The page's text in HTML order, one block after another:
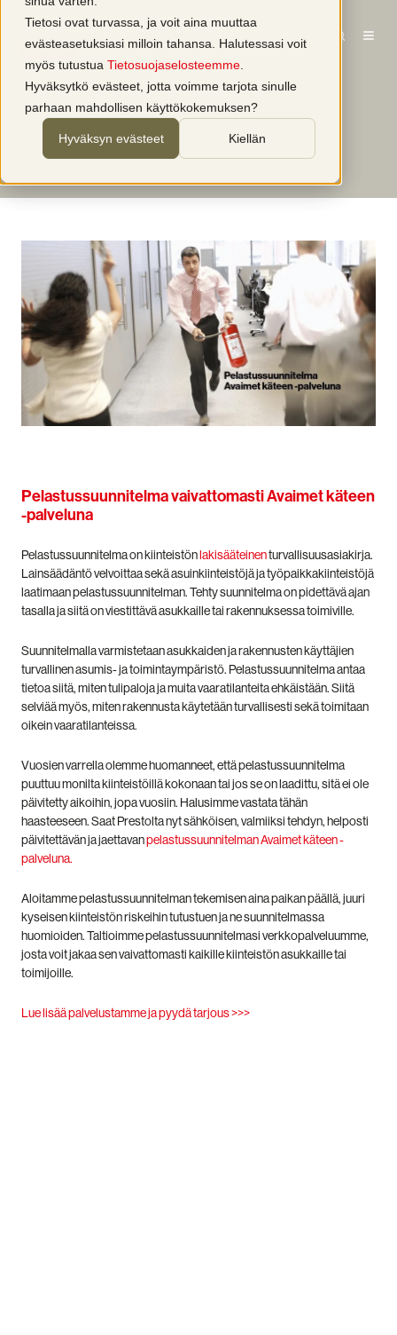
Tietosi ovat turvassa, ja voit aina muuttaa
evästeasetuksiasi milloin tahansa. Halutessasi voit
myös tutustua Tietosuojaselosteemme
Hyväksytkö evästeet, jotta voimme tarjota sinulle
parhaan mahdollisen käyttökokemuksen?
Hyväksyn evästeet Kiellän
Kiinteistöt
Pelastussuunnitelma avaimet käteen -
palveluna
Presto Paloturvallisuus 1 min lukuaika
Pelastussuunnitelma vaivattomasti Avaimet käteen
-palveluna
Pelastussuunnitelma on kiinteistönlakisääteinenturvallisuusasiakirja.
Lainsäädäntö velvoittaa sekä asuinkiinteistöjä ja työpaikkakiinteistöjä
laatimaan pelastussuunnitelman. Tehty suunnitelma on pidettävä ajan
tasalla ja siitä on viestittävä asukkaille tai rakennuksessa toimiville.
Suunnitelmalla varmistetaan asukkaiden ja rakennusten käyttäjien
turvallinen asumis- ja toimintaympäristö. Pelastussuunnitelma antaa
tietoa siitä, miten tulipaloja ja muita vaaratilanteita ehkäistään. Siitä
selviää myös, miten rakennusta käytetään turvallisesti sekä toimitaan
oikein vaaratilanteissa.
Vuosien varrella olemme huomanneet, että pelastussuunnitelma
puuttuu monilta kiinteistöillä kokonaan tai jos se on laadittu, sitä ei ole
päivitetty aikoihin, jopa vuosiin. Halusimme vastata tähän
haasteeseen. Saat Prestolta nyt sähköisen, valmiiksi tehdyn, helposti
päivitettävän ja jaettavanpelastussuunnitelman Avaimet käteen -
palveluna.
Aloitamme pelastussuunnitelman tekemisen aina paikan päällä, juuri
kyseisen kiinteistön riskeihin tutustuen ja ne suunnitelmassa
huomioiden. Taltioimme pelastussuunnitelmasi verkkopalveluumme,
josta voit jakaa sen vaivattomasti kaikille kiinteistön asukkaille tai
toimijoille.
Lue lisää palvelustamme ja pyydä tarjous >>>